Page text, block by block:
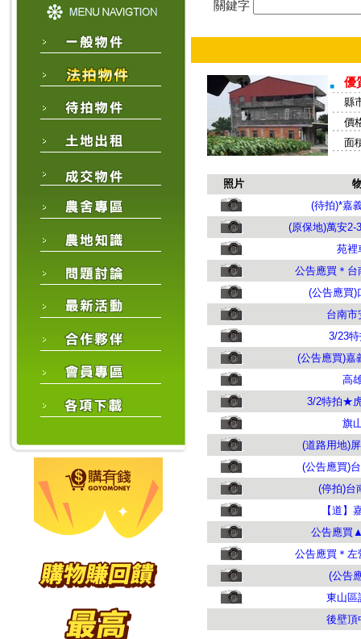
關鍵字
優
縣
價
面
照片
(待拍)*嘉
(原保地)萬安2-
苑裡
公告應買＊台
(公告應買)
台南市
3/23
(公告應買)嘉
高
3/2特拍★
旗
(道路用地)
(公告應買)
(停拍)台
【道】
公告應買
公告應買＊左
(公告
東山區
後壁頂